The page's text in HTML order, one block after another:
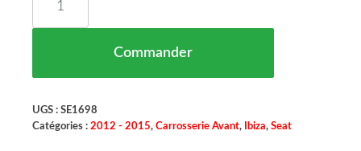
Commander
UGS : SE1698
Catégories : 2012 - 2015, Carrosserie Avant, Ibiza, Seat